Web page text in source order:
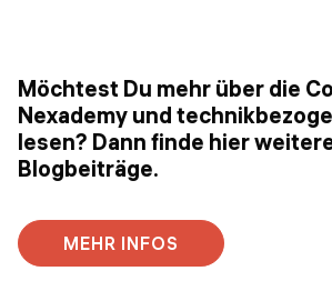
Möchtest Du mehr über die
Nexademy und
lesen? Dann finde hier
Blogbeiträge.
MEHR INFOS